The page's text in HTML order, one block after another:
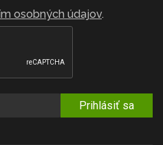
osobných údajov.
Prihlásiť sa